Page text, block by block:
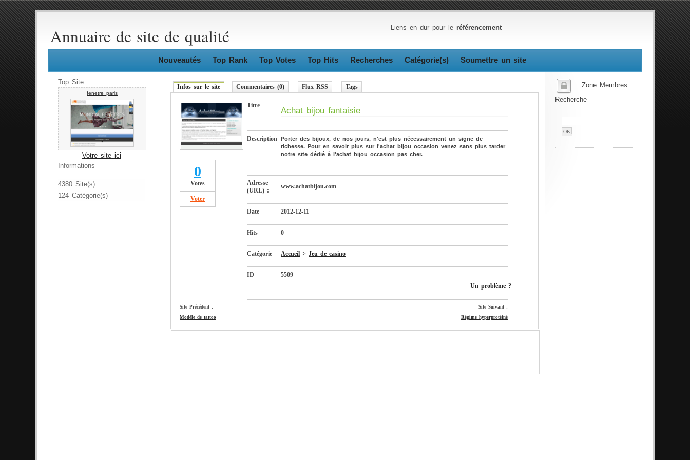
Annuaire de site de qualité Liens en dur pour le référencement
Nouveautés Top Rank Top Votes Top Hits Recherches Catégorie(s) Soumettre un site
Top Site
fenetre paris
Votre site ici
Informations
4380 Site(s)
124 Catégorie(s)
Zone Membres
Recherche
Infos sur le site Commentaires (0) Flux RSS Tags
0
Votes
Voter
Titre
Achat bijou fantaisie
Description Porter des bijoux, de nos jours, n'est plus nécessairement un signe de
richesse. Pour en savoir plus sur l'achat bijou occasion venez sans plus tarder
notre site dédié à l'achat bijou occasion pas cher.
Adresse
(URL) :
www.achatbijou.com
Date 2012-12-11
Hits 0
Catégorie Accueil > Jeu de casino
ID
5509
Un problème ?
Site Précédent :
Site Suivant :
Modèle de tattoo
Régime hyperprotéiné